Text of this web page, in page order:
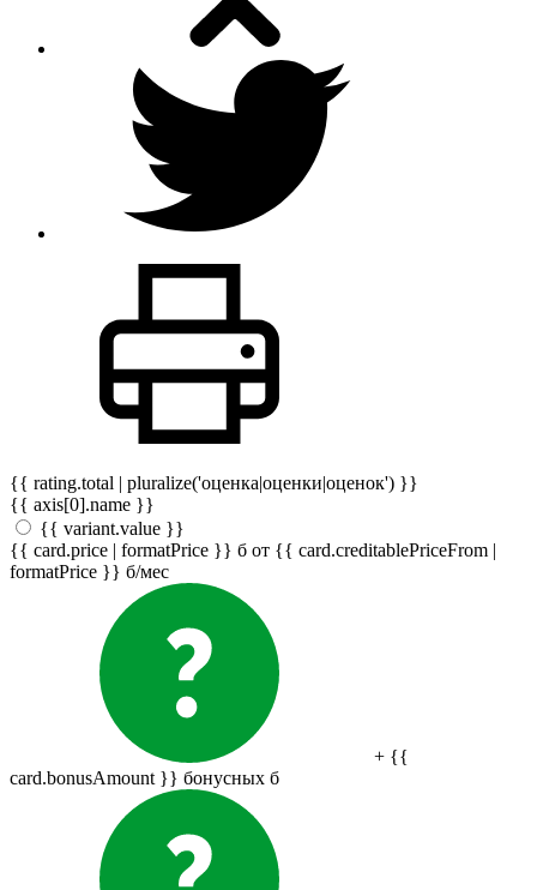
{{ rating.total | pluralize('оценка|оценки|оценок') }}
{{ axis[0].name }}
{{ variant.value }}
{{ card.price | formatPrice }} б от {{ card.creditablePriceFrom |
formatPrice }} б/мес
+ {{
card.bonusAmount }} бонусных б